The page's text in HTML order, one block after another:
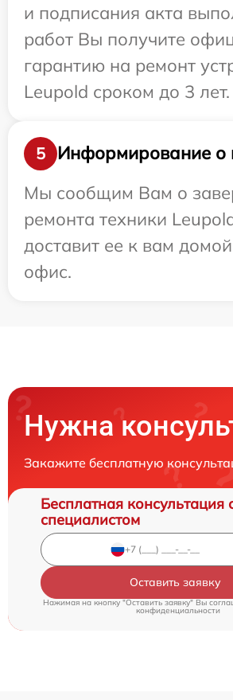
и подписания акта
работ Вы получите
гарантию на ремонт
Leupold сроком до 3 лет.
5
Информирование о
Мы сообщим Вам о
ремонта техники
доставит ее к вам
офис.
Нужна
Закажите бесплатную
Бесплатная консультация
специалистом
Оставить заявку
Нажимая на кнопку "Оставить заявку" Вы
конфиденциальности